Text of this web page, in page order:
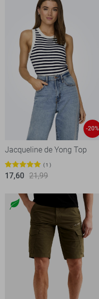
-20%
Jacqueline de Yong Top
1
17,60 21,99